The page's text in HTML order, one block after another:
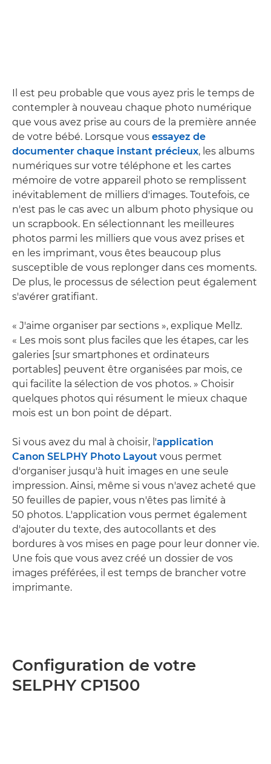
Il est peu probable que vous ayez pris le temps de
contempler à nouveau chaque photo numérique
que vous avez prise au cours de la première année
de votre bébé. Lorsque vous essayez de
documenter chaque instant précieux, les albums
numériques sur votre téléphone et les cartes
mémoire de votre appareil photo se remplissent
inévitablement de milliers d'images. Toutefois, ce
n'est pas le cas avec un album photo physique ou
un scrapbook. En sélectionnant les meilleures
photos parmi les milliers que vous avez prises et
en les imprimant, vous êtes beaucoup plus
susceptible de vous replonger dans ces moments.
De plus, le processus de sélection peut également
s'avérer gratifiant.
« J'aime organiser par sections », explique Mellz.
« Les mois sont plus faciles que les étapes, car les
galeries [sur smartphones et ordinateurs
portables] peuvent être organisées par mois, ce
qui facilite la sélection de vos photos. » Choisir
quelques photos qui résument le mieux chaque
mois est un bon point de départ.
Si vous avez du mal à choisir, l'application
Canon SELPHY Photo Layout vous permet
d'organiser jusqu'à huit images en une seule
impression. Ainsi, même si vous n'avez acheté que
50 feuilles de papier, vous n'êtes pas limité à
50 photos. L'application vous permet également
d'ajouter du texte, des autocollants et des
bordures à vos mises en page pour leur donner vie.
Une fois que vous avez créé un dossier de vos
images préférées, il est temps de brancher votre
imprimante.
Configuration de votre
SELPHY CP1500